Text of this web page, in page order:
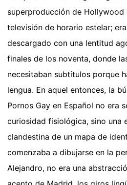
superproducción de Hollywood
televisión de horario estelar;
descargado con una lentitud
finales de los noventa, donde
necesitaban subtítulos porque
lengua. En aquel entonces, la
Pornos Gay en Español no era
curiosidad fisiológica, sino una
clandestina de un mapa de
comenzaba a dibujarse en la
Alejandro, no era una